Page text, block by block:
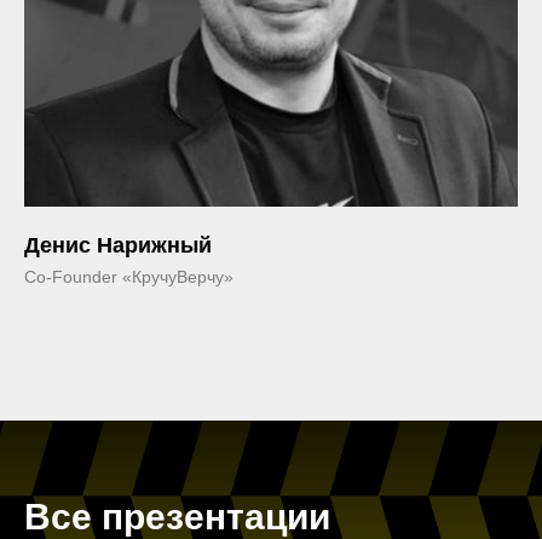
Денис Нарижный
Co-Founder «КручуВерчу»
Все презентации